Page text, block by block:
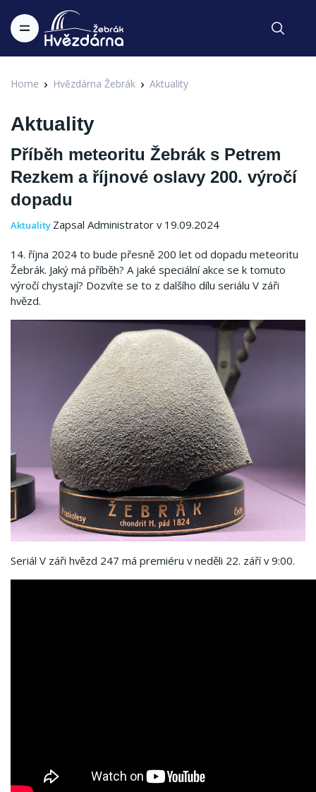
Home Hvězdárna Žebrák Aktuality
Aktuality
Příběh meteoritu Žebrák s Petrem
Rezkem a říjnové oslavy 200. výročí
dopadu
Aktuality Zapsal Administrator v 19.09.2024
14. října 2024 to bude přesně 200 let od dopadu meteoritu
Žebrák. Jaký má příběh? A jaké speciální akce se k tomuto
výročí chystají? Dozvíte se to z dalšího dílu seriálu V záři
hvězd.
Seriál V záři hvězd 247 má premiéru v neděli 22. září v 9:00.